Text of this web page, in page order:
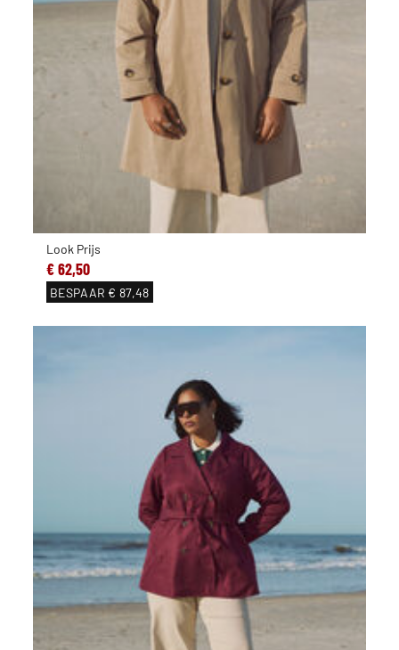
Look Prijs
€ 62,50
BESPAAR € 87,48